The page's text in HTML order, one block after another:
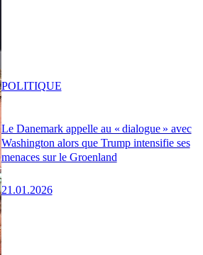
Le Danemark appelle au « dialogue » avec
Washington alors que Trump intensifie ses
menaces sur le Groenland
21.01.2026
POLITIQUE